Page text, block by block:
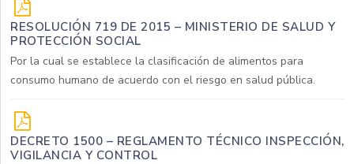
RESOLUCIÓN 719 DE 2015 – MINISTERIO DE SALUD Y
PROTECCIÓN SOCIAL
Por la cual se establece la clasificación de alimentos para
consumo humano de acuerdo con el riesgo en salud pública.
DECRETO 1500 – REGLAMENTO TÉCNICO INSPECCIÓN,
VIGILANCIA Y CONTROL